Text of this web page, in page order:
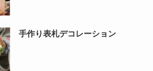
手作り表札デコレーション